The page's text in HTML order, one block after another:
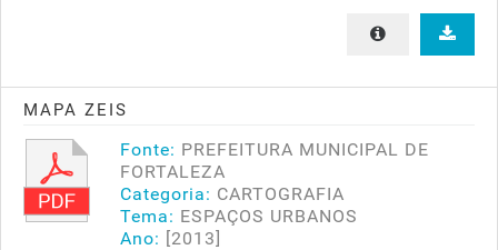
MAPA ZEIS
Fonte: PREFEITURA MUNICIPAL DE
FORTALEZA
Categoria: CARTOGRAFIA
Tema: ESPAÇOS URBANOS
Ano: [2013]